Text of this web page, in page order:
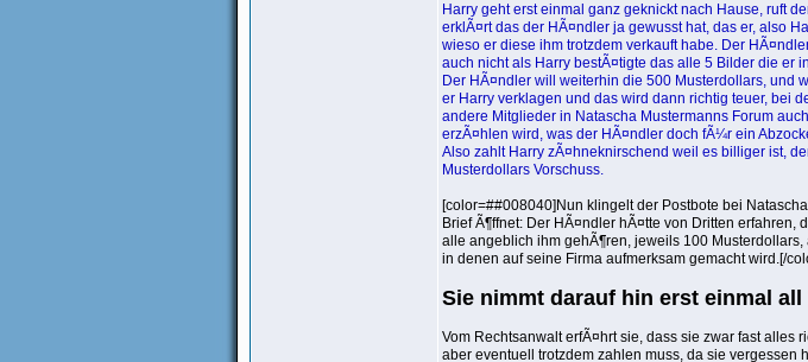
Harry geht erst einmal ganz geknickt nach Hause, ruft
erklÃ¤rt das der HÃ¤ndler ja gewusst hat, das er, also
wieso er diese ihm trotzdem verkauft habe. Der
auch nicht als Harry bestÃ¤tigte das alle 5 Bilder die er
Der HÃ¤ndler will weiterhin die 500 Musterdollars, und
er Harry verklagen und das wird dann richtig teuer, bei
andere Mitglieder in Natascha Mustermanns Forum
erzÃ¤hlen wird, was der HÃ¤ndler doch fÃ¼r ein
Also zahlt Harry zÃ¤hneknirschend weil es billiger ist,
Musterdollars Vorschuss.
[color=##008040]Nun klingelt der Postbote bei
Brief Ã¶ffnet: Der HÃ¤ndler hÃ¤tte von Dritten
alle angeblich ihm gehÃ¶ren, jeweils 100
in denen auf seine Firma aufmerksam gemacht wird.[/
Sie nimmt darauf hin erst einmal
Vom Rechtsanwalt erfÃ¤hrt sie, dass sie zwar fast alles
aber eventuell trotzdem zahlen muss, da sie